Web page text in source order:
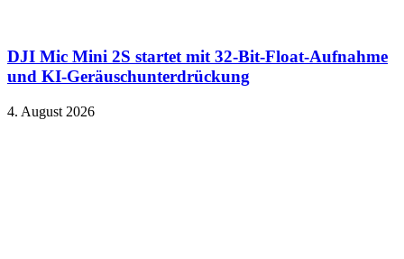
DJI Mic Mini 2S startet mit 32-Bit-Float-Aufnahme
und KI-Geräuschunterdrückung
4. August 2026